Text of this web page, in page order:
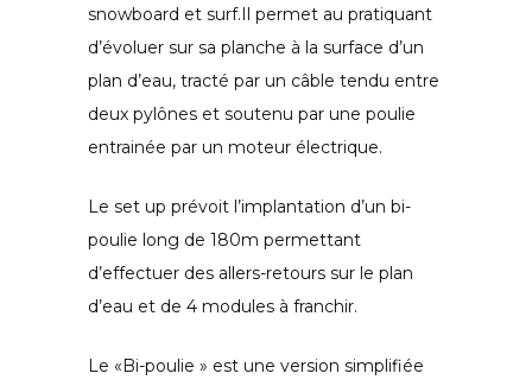
snowboard et surf.Il permet au pratiquant
d’évoluer sur sa planche à la surface d’un
plan d’eau, tracté par un câble tendu entre
deux pylônes et soutenu par une poulie
entrainée par un moteur électrique.
Le set up prévoit l’implantation d’un bi-
poulie long de 180m permettant
d’effectuer des allers-retours sur le plan
d’eau et de 4 modules à franchir.
Le «Bi-poulie » est une version simplifiée